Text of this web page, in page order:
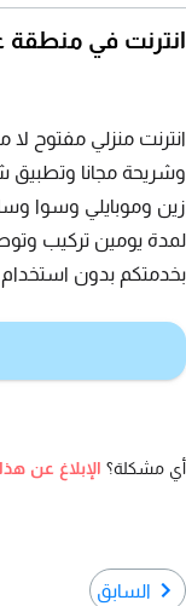
انترنت في
انترنت منزلي مفتوح
وشريحة مجانا وتطبيق
لمدة يومين تركيب
بخدمتكم بدون
أي مشكلة؟ الإبلاغ عن
السابق